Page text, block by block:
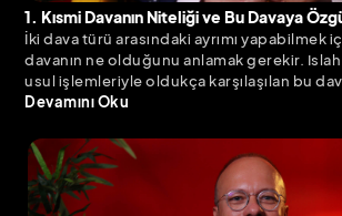
1. Kısmi Davanın Niteliği ve Bu Davaya
İki dava türü arasındaki ayrımı yapabilmek
davanın ne olduğunu anlamak gerekir.
usul işlemleriyle oldukça karşılaşılan bu
açıklamalar ile idrak edebilmek büyük önem
Devamını Oku